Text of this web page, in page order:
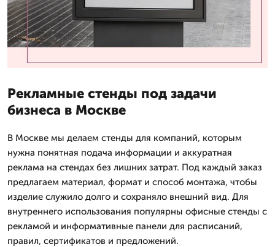
Рекламные стенды под задачи
бизнеса в Москве
В Москве мы делаем стенды для компаний, которым
нужна понятная подача информации и аккуратная
реклама на стендах без лишних затрат. Под каждый заказ
предлагаем материал, формат и способ монтажа, чтобы
изделие служило долго и сохраняло внешний вид. Для
внутреннего использования популярны офисные стенды с
рекламой и информативные панели для расписаний,
правил, сертификатов и предложений.